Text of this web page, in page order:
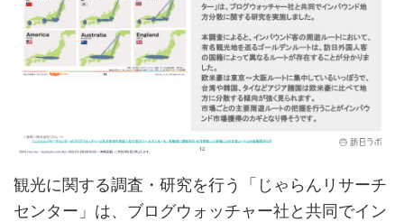
観光に関する調査・研究を行う「じゃらんリサーチ
センター」は、ブログウォッチャー社と共同でイン